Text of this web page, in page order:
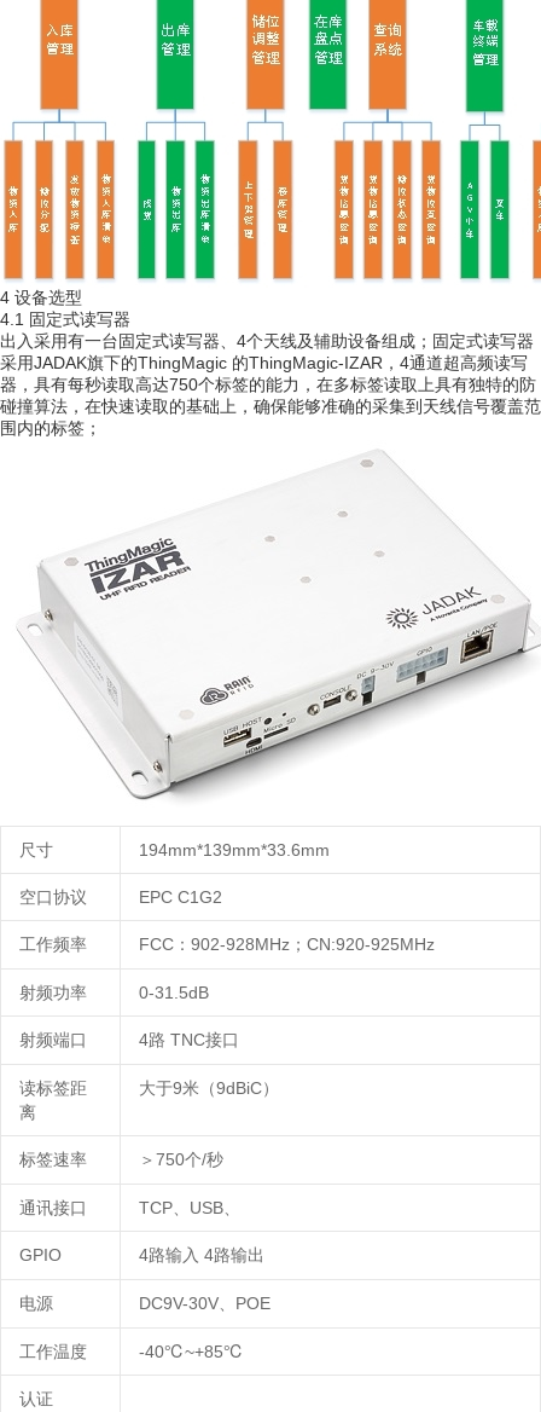
4 设备选型
4.1 固定式读写器
出入采用有一台固定式读写器、 4个天线及辅助设备组成 ；固定式读写器
采用JADAK旗下的ThingMagic 的ThingMagic-IZAR ， 4通道超高频读写
器，具有每秒读取高达750个标签的能力 ， 在多标签读取上具有独特的防
碰撞算法 ， 在快速读取的基础上 ， 确保能够准确的采集到天线信号覆盖范
围内的标签 ；
尺寸 194mm*139mm*33.6mm
空口协议 EPC C1G2
工作频率 FCC ： 902-928MHz ； CN:920-925MHz
射频功率 0-31.5dB
射频端口 4路 TNC接口
读标签距
离
大于9米（9dBiC）
标签速率 ＞ 750个/秒
通讯接口 TCP USB
GPIO 4路输入 4路输出
电源 DC9V-30V、 POE
工作温度 -40℃~+85℃
认证